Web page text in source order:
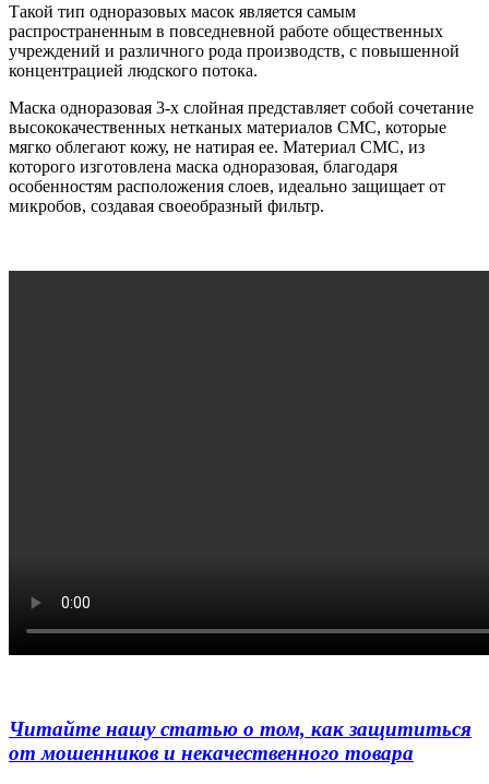
Такой тип одноразовых масок является самым
распространенным в повседневной работе общественных
учреждений и различного рода производств, с повышенной
концентрацией людского потока.
Маска одноразовая 3-х слойная представляет собой сочетание
высококачественных нетканых материалов СМС, которые
мягко облегают кожу, не натирая ее. Материал СМС, из
которого изготовлена маска одноразовая, благодаря
особенностям расположения слоев, идеально защищает от
микробов, создавая своеобразный фильтр.
Читайте нашу статью о том, как защититься
от мошенников и некачественного товара